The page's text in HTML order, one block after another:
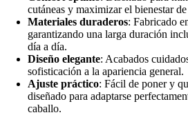
cutáneas y maximizar el bienestar
Materiales duraderos: Fabricado
garantizando una larga duración
día a día.
Diseño elegante: Acabados
sofisticación a la apariencia general.
Ajuste práctico: Fácil de poner y
diseñado para adaptarse
caballo.